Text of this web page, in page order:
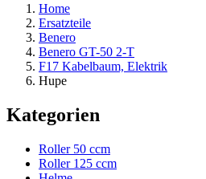
Home
Ersatzteile
Benero
Benero GT-50 2-T
F17 Kabelbaum, Elektrik
Hupe
Kategorien
Roller 50 ccm
Roller 125 ccm